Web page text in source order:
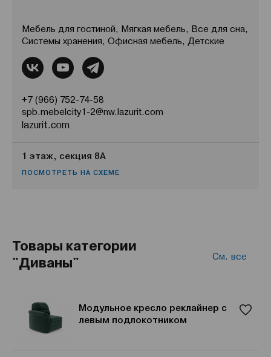
Мебель для гостиной, Мягкая мебель, Все для сна,
Системы хранения, Офисная мебель, Детские
+7 (966) 752-74-58
spb.mebelcity1-2@nw.lazurit.com
lazurit.com
1 этаж, секция 8А
ПОСМОТРЕТЬ НА СХЕМЕ
Товары категории
"Диваны"
См. все
Модульное кресло реклайнер с
левым подлокотником